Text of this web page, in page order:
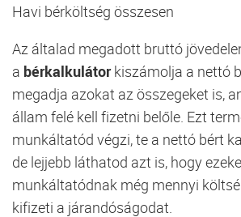
Havi bérköltség összesen
Az általad megadott bruttó
a bérkalkulátorkiszámolja a nettó
megadja azokat az összegeket is,
állam felé kell fizetni belőle. Ezt
munkáltatód végzi, te a nettó bért
de lejjebb láthatod azt is, hogy
munkáltatódnak még mennyi
kifizeti a járandóságodat.